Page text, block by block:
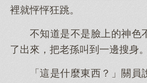
裡就怦怦狂跳。
不知道是不是臉上的神色
了出來，把老孫叫到一邊搜身。
「這是什麼東西？」關員